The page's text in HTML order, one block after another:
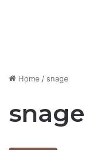
Home / snage
snage